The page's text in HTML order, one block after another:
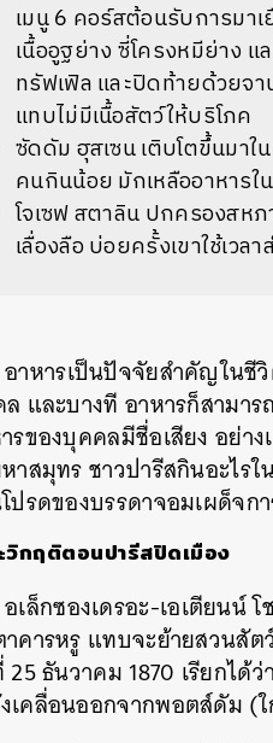
เมนู 6 คอร์สต้อนรับการมา
เนื้ออูฐย่าง ซี่โครงหมีย่าง
ทรัฟเฟิล และปิดท้ายด้วยจ
แทบไม่มีเนื้อสัตว์ให้บริโภค
ซัดดัม ฮุสเซน เติบโตขึ้นมา
คนกินน้อย มักเหลืออาหาร
โจเซฟ สตาลิน ปกครองสห
เลื่องลือ บ่อยครั้งเขาใช้เว
อาหารเป็นปัจจัยสำคัญในชี
และบางที อาหารก็สามาร
รของบุคคลมีชื่อเสียง อย่า
าสมุทร ชาวปารีสกินอะไร
ปรดของบรรดาจอมเผด็จก
วิกฤติตอนปารีสปิดเมือง
อเล็กซองเดรอะ-เอเตียนน์
คารหรู แทบจะย้ายสวนสัต
ธันวาคม 1870 เรียกได้
เคลื่อนออกจากพอตส์ดัม (